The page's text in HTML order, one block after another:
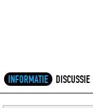
INFORMATIE DISCUSSIE